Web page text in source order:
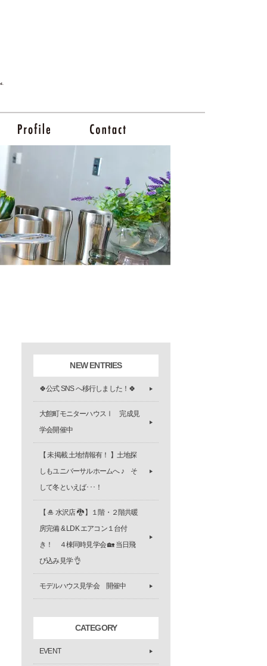
NEW ENTRIES
🍀公式 SNS へ移行しました！🍀
大館町モニターハウスⅠ 完成見
学会開催中
【 未掲載 土地情報有！ 】土地探
しもユニバーサルホームへ ♪ そ
して冬といえば･･･！
【 🎍 水沢店 🐉 】１階・２階共暖
房完備 & LDK エアコン１台付
き！ ４棟同時見学会 🏡 当日飛
び込み見学 👌
モデルハウス見学会 開催中
CATEGORY
EVENT